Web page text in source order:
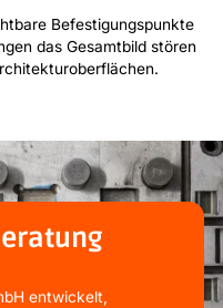
Befestigungspunkte
das Gesamtbild stören
entwickelt,